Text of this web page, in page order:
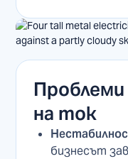
на ток
бизнесът